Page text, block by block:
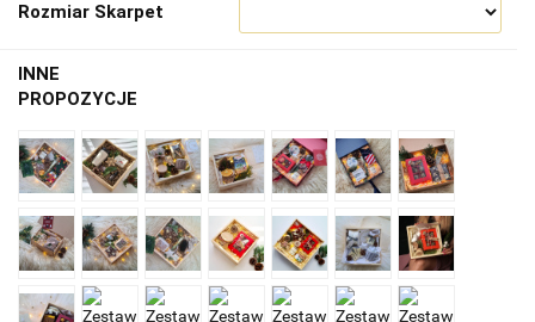
Rozmiar Skarpet
INNE
PROPOZYCJE